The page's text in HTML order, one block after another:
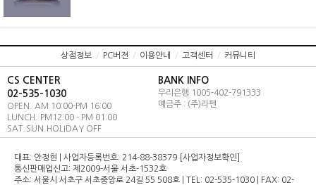
전시홍보
라펜 전체 스킨맵
이벤트
상점정보 / PC버젼 / 이용안내 / 고객센터 / 커뮤니티
CS CENTER
02-535-1030
OPEN. AM 10:00-PM 16:00
LUNCH. PM12:00 - PM 01:00
SAT.SUN.HOLIDAY OFF
BANK INFO
우리은행 1005-402-791333
예금주 : (주)라펜
대표: 안정현 | 사업자등록번호: 214-88-38379 [사업자정보확인]
통신판매업신고: 제2009-서울 서초-1532호
주소: 서울시 서초구 서초중앙로 24길 55 508호 | TEL: 02-535-1030 | FAX: 02-